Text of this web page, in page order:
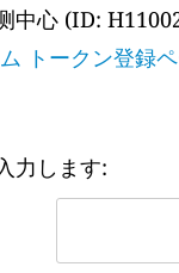
中心 (ID:
トークン登録
力します: